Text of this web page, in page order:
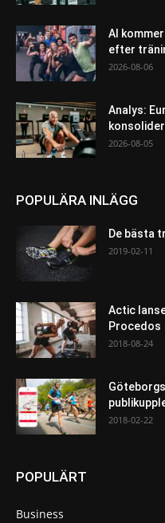
AI
efter
2026-08-06
Analys:
2026-08-05
POPULÄRA INLÄGG
De bästa
2019-02-11
Actic
Procedos
2018-08-24
2018-02-22
POPULÄRT
Business